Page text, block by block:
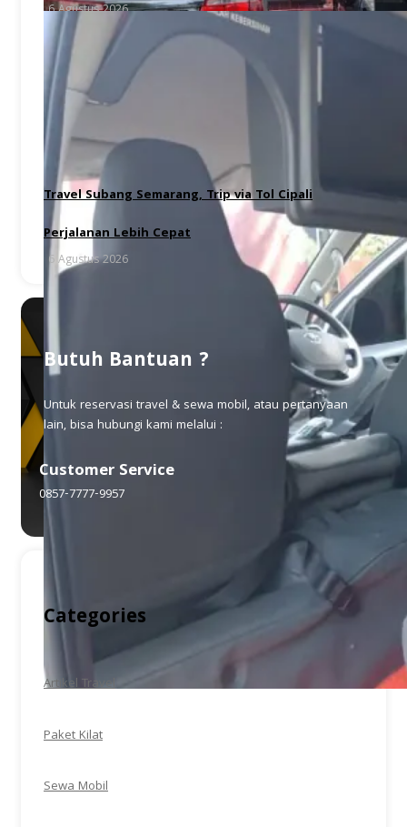
6 Agustus 2026
Travel Subang Semarang, Trip via Tol Cipali
Perjalanan Lebih Cepat
6 Agustus 2026
Butuh Bantuan ?
Untuk reservasi travel & sewa mobil, atau pertanyaan
lain, bisa hubungi kami melalui :
Customer Service
0857-7777-9957
Categories
Artikel Travel
Paket Kilat
Sewa Mobil